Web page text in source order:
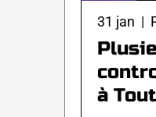
31 jan |
à